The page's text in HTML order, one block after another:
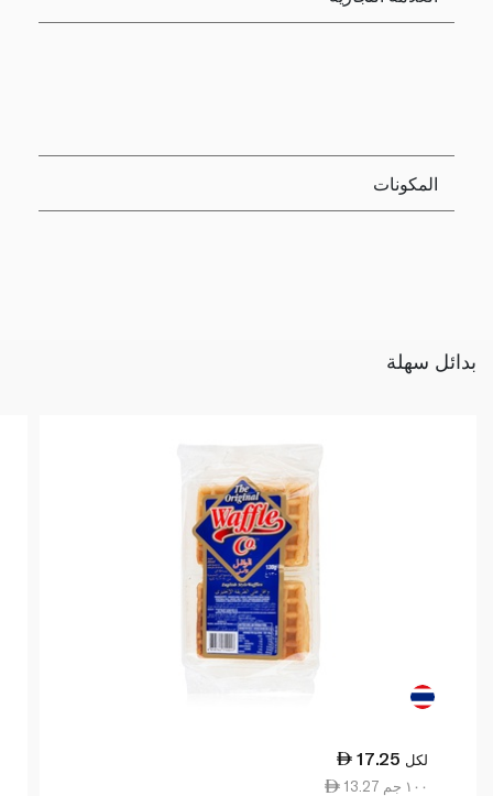
المكونات
بدائل سهلة
17.25 لكل
13.27 ١٠٠ جم